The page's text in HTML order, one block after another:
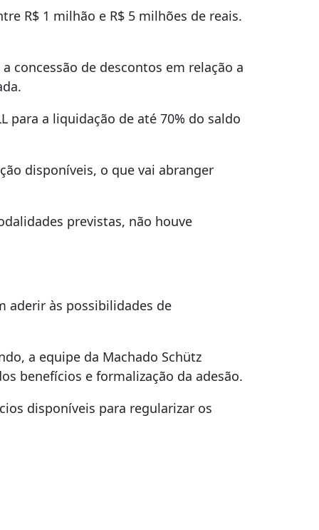
R$ 1 milhão e R$ 5 milhões de reais.
concessão de descontos em relação a
para a liquidação de até 70% do saldo
disponíveis, o que vai abranger
previstas, não houve
aderir às possibilidades de
a equipe da Machado Schütz
benefícios e formalização da adesão.
disponíveis para regularizar os